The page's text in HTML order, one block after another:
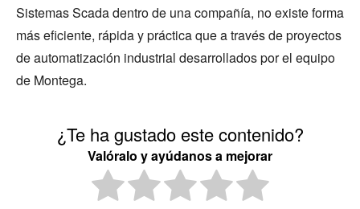
Sistemas Scada dentro de una compañía, no existe forma
más eficiente, rápida y práctica que a través de proyectos
de automatización industrial desarrollados por el equipo
de Montega.
¿Te ha gustado este contenido?
Valóralo y ayúdanos a mejorar